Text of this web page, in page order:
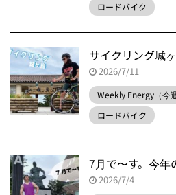
ロードバイク
サイクリング城
2026/7/11
Weekly Energy（今
ロードバイク
7月で〜す。今年
2026/7/4